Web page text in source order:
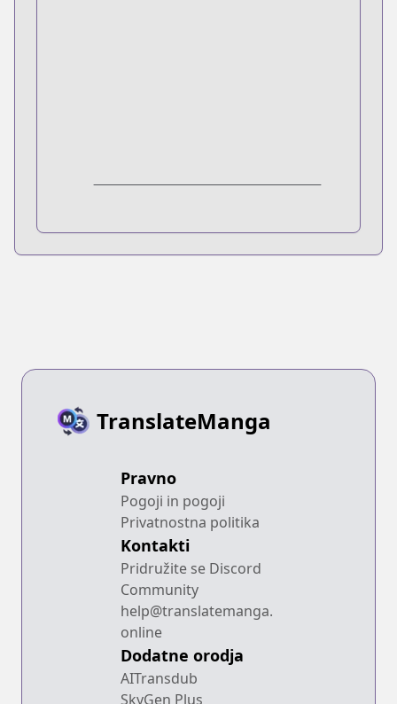
TranslateManga
Pravno
Pogoji in pogoji
Privatnostna politika
Kontakti
Pridružite se Discord
Community
help@translatemanga.
online
Dodatne orodja
AITransdub
SkyGen Plus